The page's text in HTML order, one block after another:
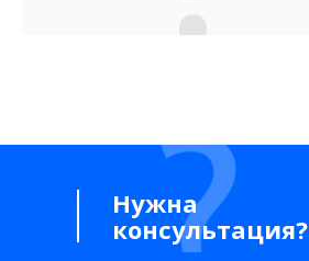
Нужна
консультация?